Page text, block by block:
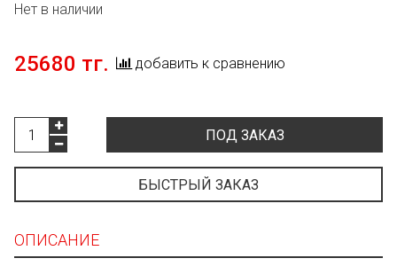
Нет в наличии
25680 тг. добавить к сравнению
ПОД ЗАКАЗ
БЫСТРЫЙ ЗАКАЗ
ОПИСАНИЕ